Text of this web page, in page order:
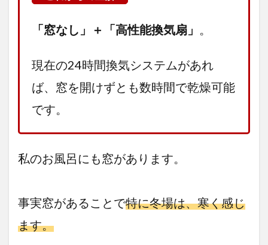
「窓なし」＋「高性能換気扇」
現在の24時間換気システムがあれ
ば、窓を開けずとも数時間で乾燥可能
です。
私のお風呂にも窓があります。
事実窓があることで特に冬場は、寒く感じ
ます。